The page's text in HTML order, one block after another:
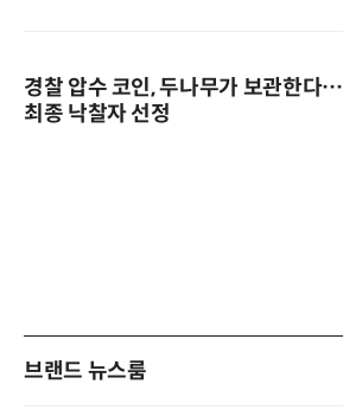
경찰 압수 코인, 두나무가 보관한다…
최종 낙찰자 선정
브랜드 뉴스룸